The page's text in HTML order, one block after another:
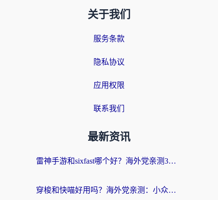
关于我们
服务条款
隐私协议
应用权限
联系我们
最新资讯
雷神手游和sixfast哪个好？海外党亲测3款回国加速器，教你选对不踩坑
穿梭和快喵好用吗？海外党亲测：小众加速器对比+番茄加速器深度体验